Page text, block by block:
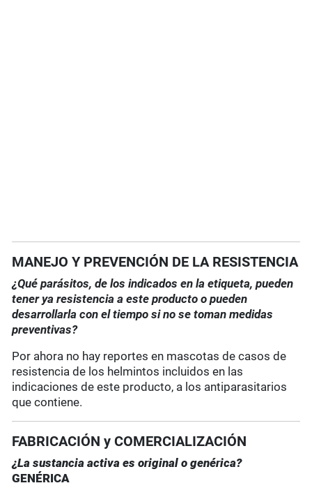
MANEJO Y PREVENCIÓN DE LA RESISTENCIA
¿Qué parásitos, de los indicados en la etiqueta, pueden
tener ya resistencia a este producto o pueden
desarrollarla con el tiempo si no se toman medidas
preventivas?
Por ahora no hay reportes en mascotas de casos de
resistencia de los helmintos incluidos en las
indicaciones de este producto, a los antiparasitarios
que contiene.
FABRICACIÓN y COMERCIALIZACIÓN
¿La sustancia activa es original o genérica?
GENÉRICA